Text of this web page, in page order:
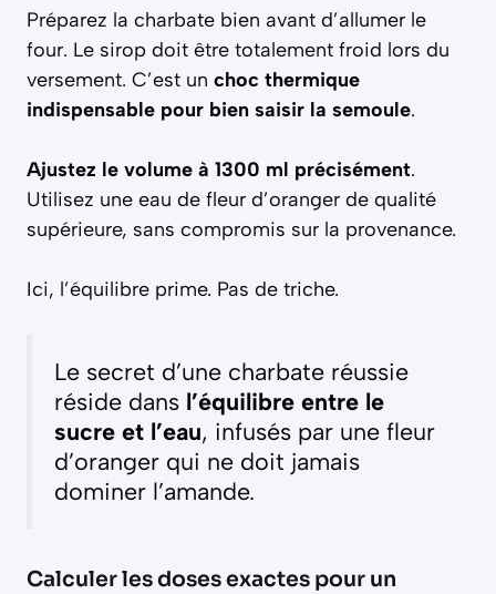
Préparez la charbate bien avant d’allumer le
four. Le sirop doit être totalement froid lors du
versement. C’est un choc thermique
indispensable pour bien saisir la semoule.
Ajustez le volume à 1300 ml précisément.
Utilisez une eau de fleur d’oranger de qualité
supérieure, sans compromis sur la provenance.
Ici, l’équilibre prime. Pas de triche.
Le secret d’une charbate réussie
réside dans l’équilibre entre le
sucre et l’eau, infusés par une fleur
d’oranger qui ne doit jamais
dominer l’amande.
Calculer les doses exactes pour un